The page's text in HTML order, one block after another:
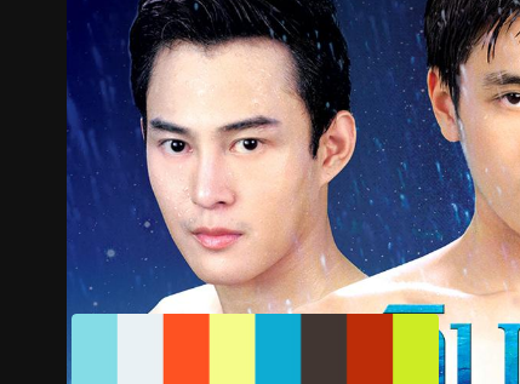
預告 劇照 推薦影片 劇情介紹